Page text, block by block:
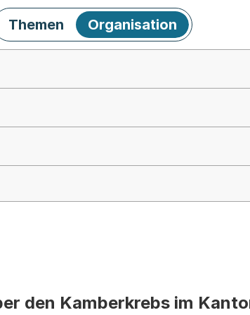
Themen Organisation
den Kamberkrebs im